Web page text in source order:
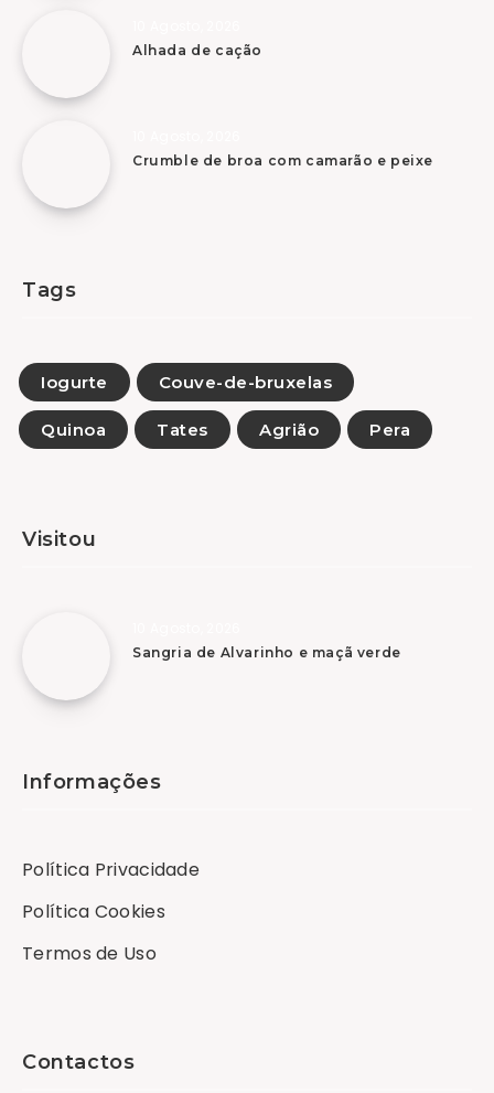
Alhada de cação
Crumble de broa com camarão e peixe
Tags
Iogurte Couve-de-bruxelas
Quinoa Tates Agrião Pera
Visitou
Sangria de Alvarinho e maçã verde
Informações
Política Privacidade
Política Cookies
Termos de Uso
Contactos